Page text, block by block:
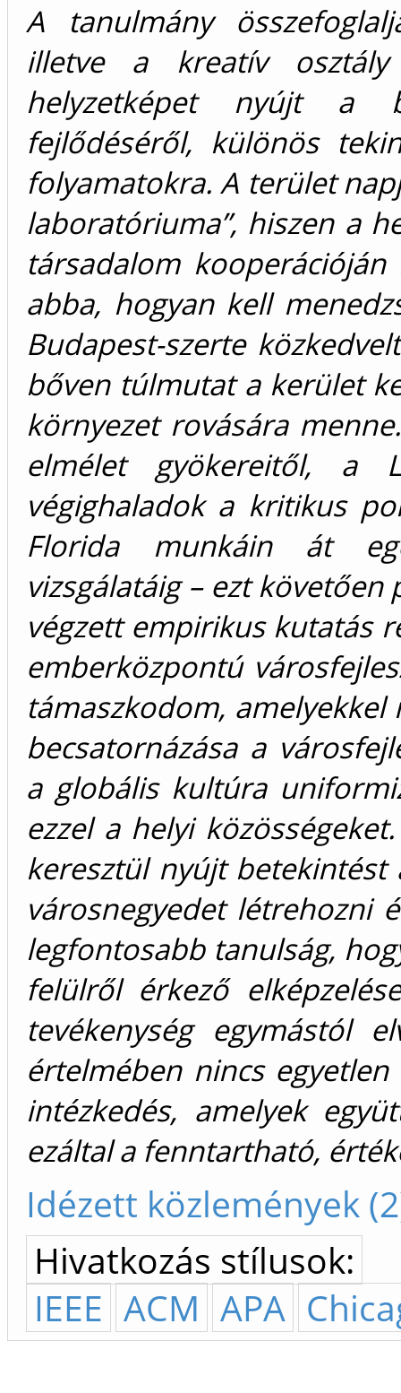
A tanulmány
illetve a kreatív osztály
helyzetképet nyújt a
fejlődéséről, különös
folyamatokra. A terület
laboratóriuma”, hiszen a
társadalom
abba, hogyan kell
Budapest-szerte
bőven túlmutat a kerület
környezet rovására
elmélet gyökereitől, a
végighaladok a kritikus
Florida munkáin át
vizsgálatáig – ezt
végzett empirikus kutatás
emberközpontú
támaszkodom,
becsatornázása a
a globális kultúra
ezzel a helyi
keresztül nyújt
városnegyedet létrehozni
legfontosabb tanulság,
felülről érkező
tevékenység egymástól
értelmében nincs
intézkedés, amelyek
ezáltal a fenntartható,
Idézett közlemények
Hivatkozás stílusok:
IEEE ACM APA